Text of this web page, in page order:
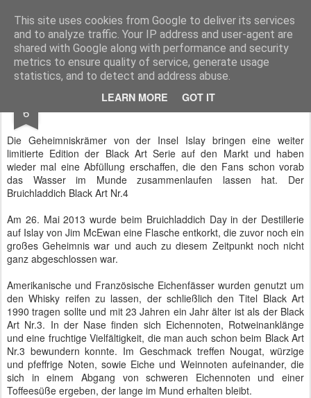
This site uses cookies from Google to deliver its services
and to analyze traffic. Your IP address and user-agent are
shared with Google along with performance and security
metrics to ensure quality of service, generate usage
statistics, and to detect and address abuse.
LEARN MORE GOT IT
Spirituosen Whisky Blog
Startseite Impressum
6 Bruichladdich Black Art Nr.4
Die Geheimniskrämer von der Insel Islay bringen eine weiter
limitierte Edition der Black Art Serie auf den Markt und haben
wieder mal eine Abfüllung erschaffen, die den Fans schon vorab
das Wasser im Munde zusammenlaufen lassen hat. Der
Bruichladdich Black Art Nr.4
Am 26. Mai 2013 wurde beim Bruichladdich Day in der Destillerie
auf Islay von Jim McEwan eine Flasche entkorkt, die zuvor noch ein
großes Geheimnis war und auch zu diesem Zeitpunkt noch nicht
ganz abgeschlossen war.
Amerikanische und Französische Eichenfässer wurden genutzt um
den Whisky reifen zu lassen, der schließlich den Titel Black Art
1990 tragen sollte und mit 23 Jahren ein Jahr älter ist als der Black
Art Nr.3. In der Nase finden sich Eichennoten, Rotweinanklänge
und eine fruchtige Vielfältigkeit, die man auch schon beim Black Art
Nr.3 bewundern konnte. Im Geschmack treffen Nougat, würzige
und pfeffrige Noten, sowie Eiche und Weinnoten aufeinander, die
sich in einem Abgang von schweren Eichennoten und einer
Toffeesüße ergeben, der lange im Mund erhalten bleibt.